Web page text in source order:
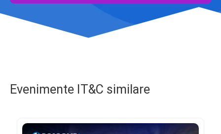
Evenimente IT&C similare